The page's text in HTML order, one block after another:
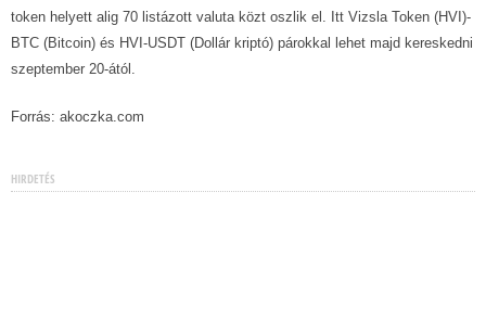
token helyett alig 70 listázott valuta közt oszlik el. Itt Vizsla Token (HVI)-
BTC (Bitcoin) és HVI-USDT (Dollár kriptó) párokkal lehet majd kereskedni
szeptember 20-ától.
Forrás: akoczka.com
HIRDETÉS